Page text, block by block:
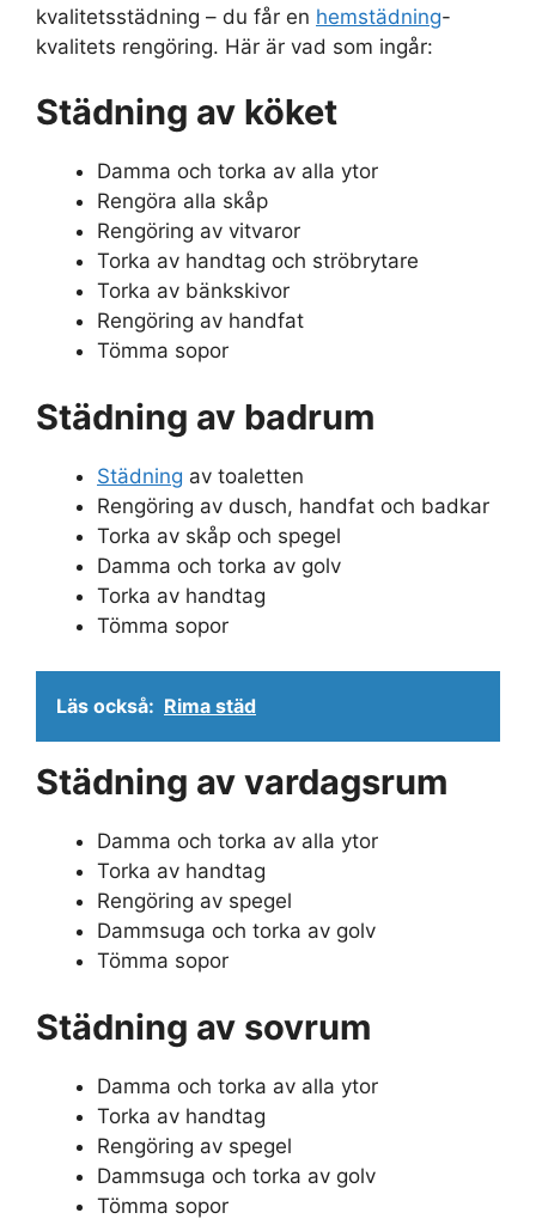
kvalitetsstädning – du får en hemstädning-
kvalitets rengöring. Här är vad som ingår:
Städning av köket
Damma och torka av alla ytor
Rengöra alla skåp
Rengöring av vitvaror
Torka av handtag och ströbrytare
Torka av bänkskivor
Rengöring av handfat
Tömma sopor
Städning av badrum
Städning av toaletten
Rengöring av dusch, handfat och badkar
Torka av skåp och spegel
Damma och torka av golv
Torka av handtag
Tömma sopor
Läs också: Rima städ
Städning av vardagsrum
Damma och torka av alla ytor
Torka av handtag
Rengöring av spegel
Dammsuga och torka av golv
Tömma sopor
Städning av sovrum
Damma och torka av alla ytor
Torka av handtag
Rengöring av spegel
Dammsuga och torka av golv
Tömma sopor